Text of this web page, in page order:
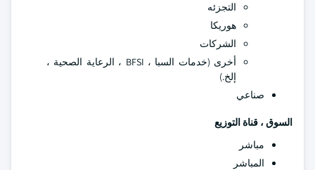
التجزئه
هوريكا
الشركات
أخرى (خدمات السبا ، BFSI ، الرعاية الصحية ،
إلخ.)
صناعي
السوق ، قناة التوزيع
مباشر
المباشر